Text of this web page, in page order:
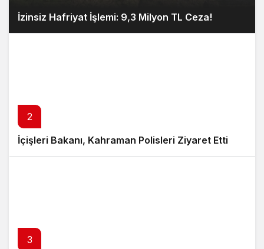
İzinsiz Hafriyat İşlemi: 9,3 Milyon TL Ceza!
2
İçişleri Bakanı, Kahraman Polisleri Ziyaret Etti
3